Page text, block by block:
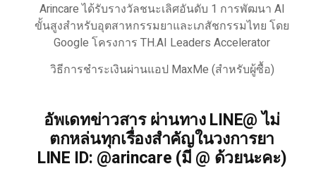
Arincare ได้รับรางวัลชนะเลิศอันดับ 1 การพัฒนา AI
ขั้นสูงสำหรับอุตสาหกรรมยาและเภสัชกรรมไทย โดย
Google โครงการ TH.AI Leaders Accelerator
วิธีการชำระเงินผ่านแอป MaxMe (สำหรับผู้ซื้อ)
อัพเดทข่าวสาร ผ่านทาง LINE@ ไม่
ตกหล่นทุกเรื่องสำคัญในวงการยา
LINE ID: @arincare (มี @ ด้วยนะคะ)